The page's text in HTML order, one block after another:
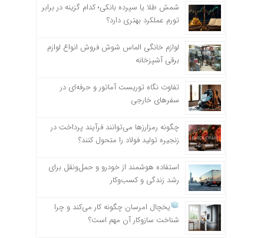
شمش طلا یا سپرده بانکی؛ کدام گزینه در برابر
تورم عملکرد بهتری دارد؟
لوازم خانگی الماس شوش فروش انواع لوازم
برقی آشپزخانه
تفاوت نگاه توریست آماتور و حرفه‌ای در
سفرهای خارجی
چگونه رمزارزها می‌توانند فرآیند پرداخت در
زنجیره تولید فولاد را متحول کنند؟
استفاده هوشمند از خودرو و حمل‌ونقل برای
رشد زندگی و کسب‌وکار
یخچال امرسان چگونه کار می‌کند و چرا
شناخت سازوکار آن مهم است؟